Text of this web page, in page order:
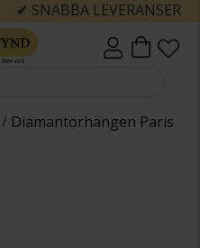
/ Diamantörhängen Paris